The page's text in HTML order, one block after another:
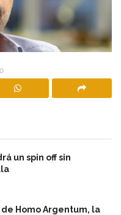
un spin off sin
Homo Argentum, la